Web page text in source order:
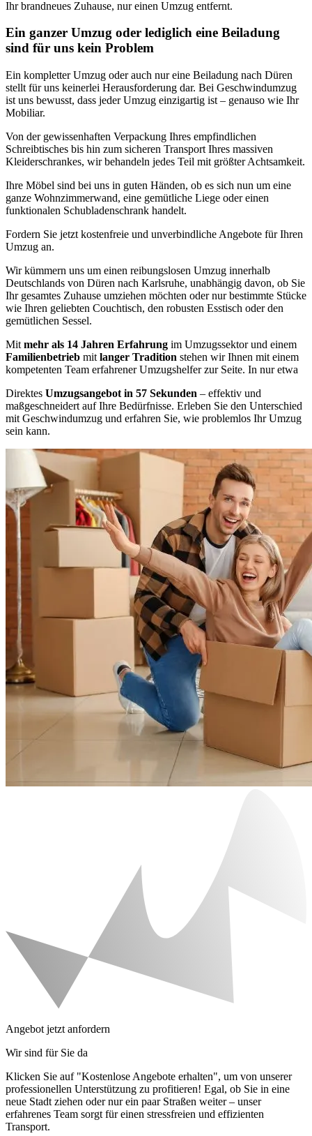
Ihr brandneues Zuhause, nur einen Umzug entfernt.
Ein ganzer Umzug oder lediglich eine Beiladung
sind für uns kein Problem
Ein kompletter Umzug oder auch nur eine Beiladung nach Düren
stellt für uns keinerlei Herausforderung dar. Bei Geschwindumzug
ist uns bewusst, dass jeder Umzug einzigartig ist – genauso wie Ihr
Mobiliar.
Von der gewissenhaften Verpackung Ihres empfindlichen
Schreibtisches bis hin zum sicheren Transport Ihres massiven
Kleiderschrankes, wir behandeln jedes Teil mit größter Achtsamkeit.
Ihre Möbel sind bei uns in guten Händen, ob es sich nun um eine
ganze Wohnzimmerwand, eine gemütliche Liege oder einen
funktionalen Schubladenschrank handelt.
Fordern Sie jetzt kostenfreie und unverbindliche Angebote für Ihren
Umzug an.
Wir kümmern uns um einen reibungslosen Umzug innerhalb
Deutschlands von Düren nach Karlsruhe, unabhängig davon, ob Sie
Ihr gesamtes Zuhause umziehen möchten oder nur bestimmte Stücke
wie Ihren geliebten Couchtisch, den robusten Esstisch oder den
gemütlichen Sessel.
Mit mehr als 14 Jahren Erfahrung im Umzugssektor und einem
Familienbetrieb mit langer Tradition stehen wir Ihnen mit einem
kompetenten Team erfahrener Umzugshelfer zur Seite. In nur etwa
Direktes Umzugsangebot in 57 Sekunden – effektiv und
maßgeschneidert auf Ihre Bedürfnisse. Erleben Sie den Unterschied
mit Geschwindumzug und erfahren Sie, wie problemlos Ihr Umzug
sein kann.
Angebot jetzt anfordern
Wir sind für Sie da
Klicken Sie auf "Kostenlose Angebote erhalten", um von unserer
professionellen Unterstützung zu profitieren! Egal, ob Sie in eine
neue Stadt ziehen oder nur ein paar Straßen weiter – unser
erfahrenes Team sorgt für einen stressfreien und effizienten
Transport.